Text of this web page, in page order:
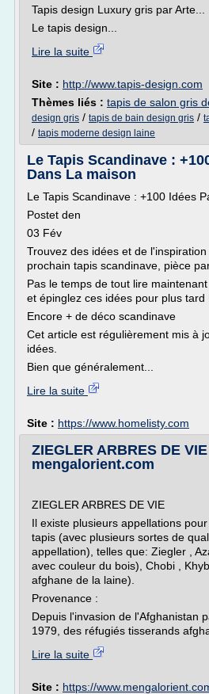
Tapis design Luxury gris par Arte...
Le tapis design...
Lire la suite
Site : http://www.tapis-design.com
Thèmes liés : tapis de salon gris
design gris / tapis de bain design gris /
/ tapis moderne design laine
Le Tapis Scandinave :
Dans La maison
Le Tapis Scandinave : +100 Idées
Postet den
03 Fév
Trouvez des idées et de
prochain tapis scandinave, pièce
Pas le temps de tout lire
et épinglez ces idées pour plus tard
Encore + de déco scandinave
Cet article est régulièrement mis à
idées.
Bien que généralement...
Lire la suite
Site : https://www.homelisty.com
ZIEGLER ARBRES DE
mengalorient.com
ZIEGLER ARBRES DE VIE
Il existe plusieurs appellations
tapis (avec plusieurs sortes de
appellation), telles que: Ziegler ,
avec couleur du bois), Chobi ,
afghane de la laine).
Provenance :
Depuis l'invasion de l'Afghanistan
1979, des réfugiés tisserands
Lire la suite
Site : https://